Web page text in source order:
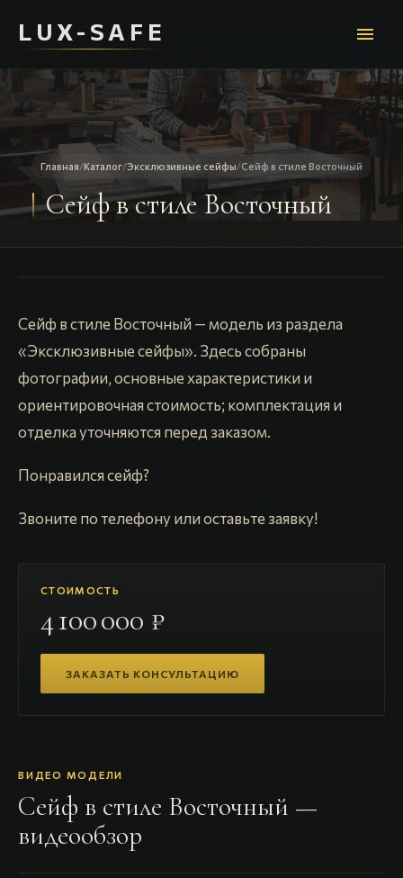
LUX-SAFE menu
Главная/Каталог/Эксклюзивные сейфы/Cейф в стиле Восточный
Cейф в стиле Восточный
Cейф в стиле Восточный — модель из раздела
«Эксклюзивные сейфы». Здесь собраны
фотографии, основные характеристики и
ориентировочная стоимость; комплектация и
отделка уточняются перед заказом.
Понравился сейф?
Звоните по телефону или оставьте заявку!
СТОИМОСТЬ
4 100 000 ₽
ЗАКАЗАТЬ КОНСУЛЬТАЦИЮ
ВИДЕО МОДЕЛИ
Cейф в стиле Восточный —
видеообзор